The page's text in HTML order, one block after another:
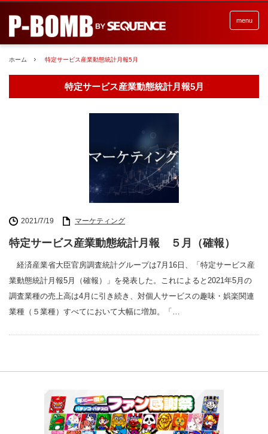
menu
ホーム 特定サービス産業動態統計月報5月
特定サービス産業動態統計月報5月
2021/7/19 マーケティング
特定サービス産業動態統計月報 ５月（確報）
経済産業省大臣官房調査統計グループは7月16日、「特定サービス産
業動態統計月報5月（確報）」を発表した。これによると2021年5月の
調査業種の売上高は4月に引き続き、対個人サービスの趣味・娯楽関連
業種（５業種）すべてにおいて大幅に増加。「…